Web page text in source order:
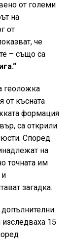
от големи
на
от
че
– също са
геоложка
от късната
формация
са открили
Според
на
точната им
загадка.
15